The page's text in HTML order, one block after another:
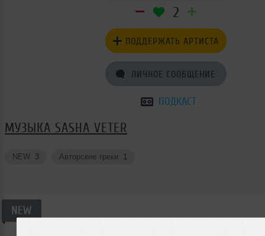
2
ПОДДЕРЖАТЬ АРТИСТА
ЛИЧНОЕ СООБЩЕНИЕ
ПОДКАСТ
МУЗЫКА SASHA VETER
NEW 3 Авторские треки 1
NEW